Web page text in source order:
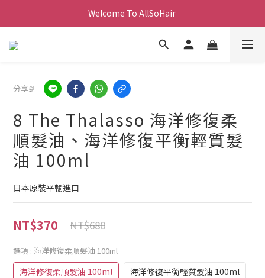
Welcome To AllSoHair
分享到
8 The Thalasso 海洋修復柔
順髮油、海洋修復平衡輕質髮
油 100ml
日本原裝平輸進口
NT$370 NT$680
選項 : 海洋修復柔順髮油 100ml
海洋修復柔順髮油 100ml 海洋修復平衡輕質髮油 100ml